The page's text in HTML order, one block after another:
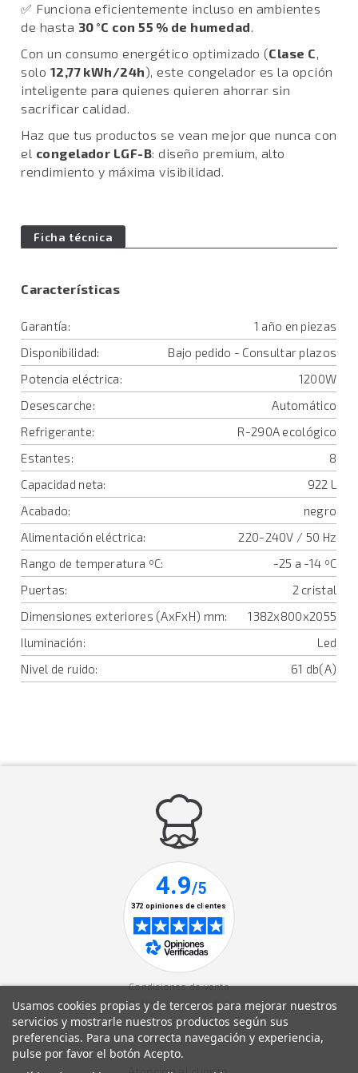
✅ Funciona eficientemente incluso en ambientes
de hasta 30 °C con 55 % de humedad.
Con un consumo energético optimizado (Clase C,
solo 12,77 kWh/24h), este congelador es la opción
inteligente para quienes quieren ahorrar sin
sacrificar calidad.
Haz que tus productos se vean mejor que nunca con
el congelador LGF-B: diseño premium, alto
rendimiento y máxima visibilidad.
Ficha técnica
Características
Garantía:
1 año en piezas
Disponibilidad:
Bajo pedido - Consultar plazos
Potencia eléctrica:
1200W
Desescarche:
Automático
Refrigerante:
R-290A ecológico
Estantes:
8
Capacidad neta:
922 L
Acabado:
negro
Alimentación eléctrica:
220-240V / 50 Hz
Rango de temperatura ºC:
-25 a -14 ºC
Puertas:
2 cristal
Dimensiones exteriores (AxFxH) mm:
1382x800x2055
Iluminación:
Led
Nivel de ruido:
61 db(A)
Condiciones de venta
Política de privacidad
Aviso legal
Política de cookies
Usamos cookies propias y de terceros para mejorar nuestros
servicios y mostrarle nuestros productos según sus
preferencias. Para una correcta navegación y experiencia,
pulse por favor el botón Acepto.